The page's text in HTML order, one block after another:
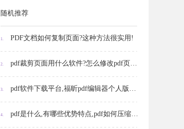
随机推荐
1. PDF文档如何复制页面?这种方法很实用!
2. pdf裁剪页面用什么软件?怎么修改pdf页面颜色
3. pdf软件下载平台,福昕pdf编辑器个人版的功能,文件编辑注意事项
4. pdf是什么,有哪些优势特点,pdf如何压缩文件大小